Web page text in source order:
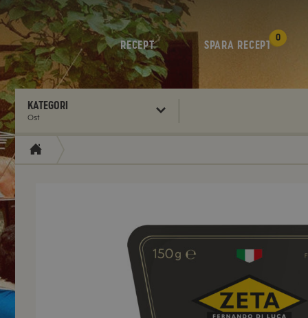
RECEPT SPARA RECEPT
0
Kategori
Ost